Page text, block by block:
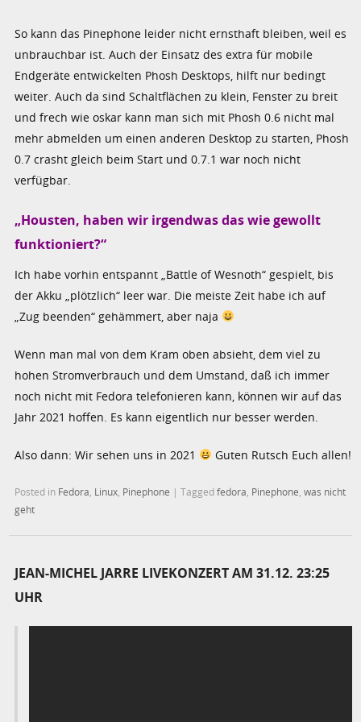
So kann das Pinephone leider nicht ernsthaft bleiben, weil es
unbrauchbar ist. Auch der Einsatz des extra für mobile
Endgeräte entwickelten Phosh Desktops, hilft nur bedingt
weiter. Auch da sind Schaltflächen zu klein, Fenster zu breit
und frech wie oskar kann man sich mit Phosh 0.6 nicht mal
mehr abmelden um einen anderen Desktop zu starten, Phosh
0.7 crasht gleich beim Start und 0.7.1 war noch nicht
verfügbar.
„Housten, haben wir irgendwas das wie gewollt
funktioniert?“
Ich habe vorhin entspannt „Battle of Wesnoth“ gespielt, bis
der Akku „plötzlich“ leer war. Die meiste Zeit habe ich auf
„Zug beenden“ gehämmert, aber naja
Wenn man mal von dem Kram oben absieht, dem viel zu
hohen Stromverbrauch und dem Umstand, daß ich immer
noch nicht mit Fedora telefonieren kann, können wir auf das
Jahr 2021 hoffen. Es kann eigentlich nur besser werden.
Also dann: Wir sehen uns in 2021 Guten Rutsch Euch allen!
Posted in Fedora Linux Pinephone |Taggedfedora Pinephone ,was nicht
geht
JEAN-MICHEL JARRE LIVEKONZERT AM 31.12. 23:25
UHR